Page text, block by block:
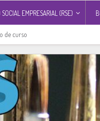
EMPRESARIAL (RSE)
de curso